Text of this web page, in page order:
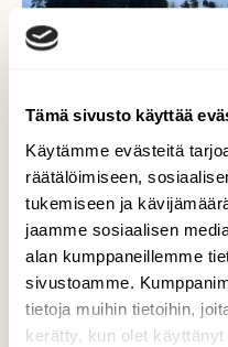
Tämä sivusto käyttää
Käytämme evästeitä
räätälöimiseen,
tukemiseen ja
jaamme sosiaalisen
alan kumppaneillemme
sivustoamme.
tietoja muihin tietoihin,
kerätty, kun olet käyttänyt
Vihreät niityt ja